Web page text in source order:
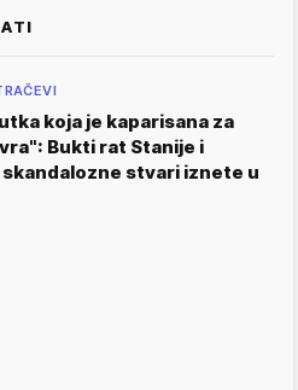
koja je kaparisana za
Bukti rat Stanije i
skandalozne stvari iznete u